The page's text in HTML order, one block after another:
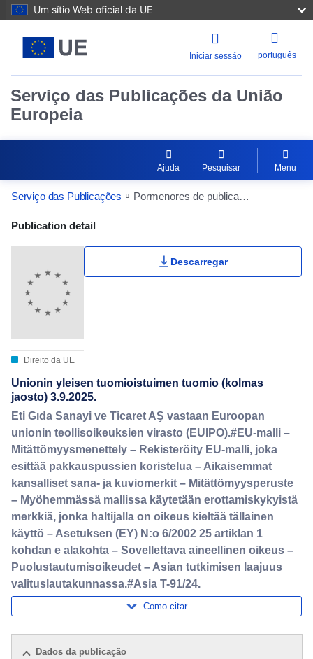
Um sítio Web oficial da UE
Iniciar sessão português
Serviço das Publicações da União
Europeia
Ajuda Pesquisar Menu
Serviço das Publicações Pormenores de publicação
Publication Detail Actions Portlet
Publication detail
Direito da UE
Descarregar
Unionin yleisen tuomioistuimen tuomio (kolmas
jaosto) 3.9.2025.
Eti Gıda Sanayi ve Ticaret AŞ vastaan Euroopan
unionin teollisoikeuksien virasto (EUIPO).#EU-malli –
Mitättömyysmenettely – Rekisteröity EU-malli, joka
esittää pakkauspussien koristelua – Aikaisemmat
kansalliset sana- ja kuviomerkit – Mitättömyysperuste
– Myöhemmässä mallissa käytetään erottamiskykyistä
merkkiä, jonka haltijalla on oikeus kieltää tällainen
käyttö – Asetuksen (EY) N:o 6/2002 25 artiklan 1
kohdan e alakohta – Sovellettava aineellinen oikeus –
Puolustautumisoikeudet – Asian tutkimisen laajuus
valituslautakunnassa.#Asia T-91/24.
Como citar
Dados da publicação